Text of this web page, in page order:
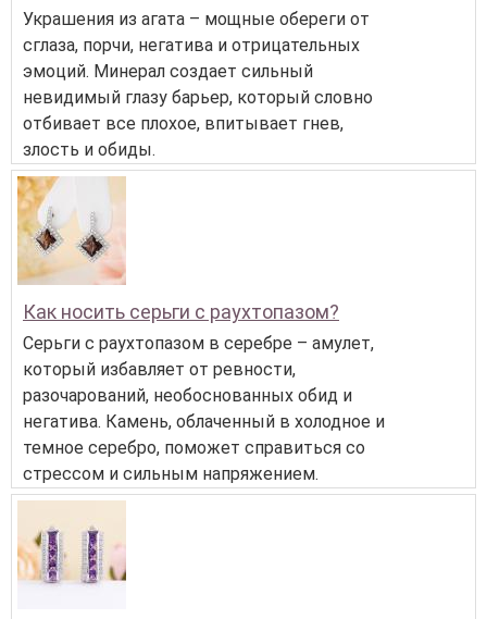
Украшения из агата – мощные обереги от
сглаза, порчи, негатива и отрицательных
эмоций. Минерал создает сильный
невидимый глазу барьер, который словно
отбивает все плохое, впитывает гнев,
злость и обиды.
Как носить серьги с раухтопазом?
Серьги с раухтопазом в серебре – амулет,
который избавляет от ревности,
разочарований, необоснованных обид и
негатива. Камень, облаченный в холодное и
темное серебро, поможет справиться со
стрессом и сильным напряжением.